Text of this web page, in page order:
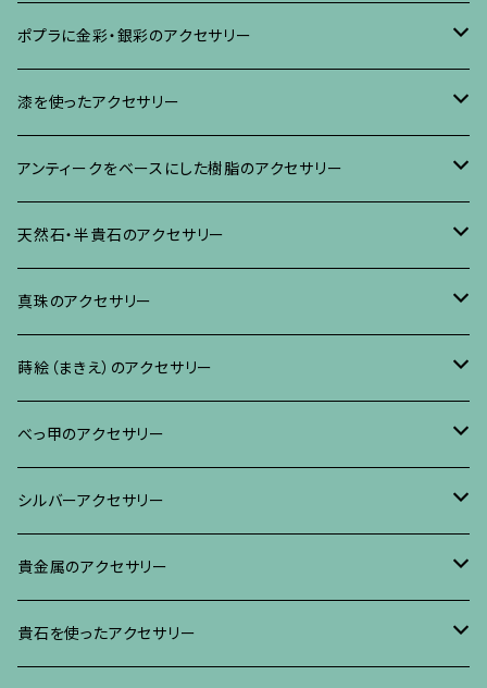
ブローチ
イヤリング・ピアス
ネックレス、その他
ポプラに金彩・銀彩のアクセサリー
ブローチ
イヤリング、ピアス
ネックレス、ペンダント
ブレスレット、バングル、その他
漆を使ったアクセサリー
ブローチ
イヤリング・ピアス
ネックレス・ペンダント
リング
ブレスレット・バングル、その他
アンティークをベースにした樹脂のアクセサリー
ブローチ
イヤリング・ピアス
ネックレス、ペンダント
ブレスレット、その他
天然石・半貴石のアクセサリー
ブローチ
イヤリング・ピアス
ネックレス、ペンダント
リング
ブレスレット、その他
真珠のアクセサリー
ブローチ
イヤリング・ピアス
ネックレス、ペンダント
リング
ブレスレット、その他
蒔絵（まきえ）のアクセサリー
べっ甲に蒔絵のアクセサリー
ブローチ
イヤリング・ピアス
真珠に蒔絵のアクセサリー
ブローチ
イヤリング、ピアス
水晶に蒔絵のアクセサリー
ブローチ
朴の木やポプラに蒔絵のアクセサリー
べっ甲のアクセサリー
ブローチ
イヤリング、ピアス
ネックレス、ペンダント
シルバーアクセサリー
ブローチ
イヤリング、ピアス
貴金属のアクセサリー
ブローチ
貴石を使ったアクセサリー